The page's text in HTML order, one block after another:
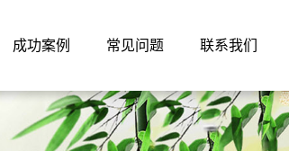
成功案例 常见问题 联系我们